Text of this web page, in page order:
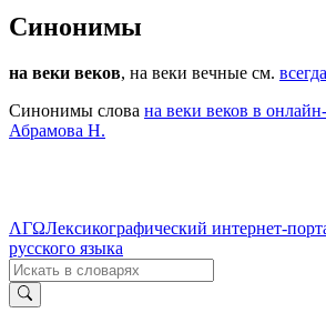
Синонимы
на веки веков, на веки вечные см. всегда
Синонимы слова на веки веков в
Абрамова Н.
ΛΓΩЛексикографический интернет-
русского языка